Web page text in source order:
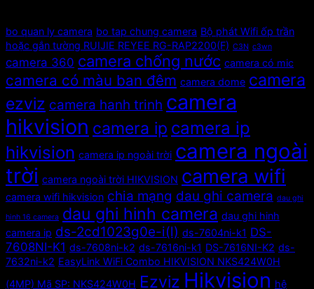
bo quan ly camera bo tap chung camera Bộ phát Wifi ốp trần
hoặc gắn tường RUIJIE REYEE RG-RAP2200(F) C3N c3wn
camera 360 camera chống nước camera có mic
camera có màu ban đêm camera dome camera
ezviz camera hanh trinh camera
hikvision camera ip camera ip
hikvision camera ip ngoài trời camera ngoài
trời camera ngoài trời HIKVISION camera wifi
camera wifi hikvision chia mạng dau ghi camera dau ghi
hinh 16 camera dau ghi hinh camera dau ghi hinh
camera ip ds-2cd1023g0e-i(l) ds-7604ni-k1 DS-
7608NI-K1 ds-7608ni-k2 ds-7616ni-k1 DS-7616NI-K2 ds-
7632ni-k2 EasyLink WiFi Combo HIKVISION NKS424W0H
(4MP) Mã SP: NKS424W0H Ezviz Hikvision hệ